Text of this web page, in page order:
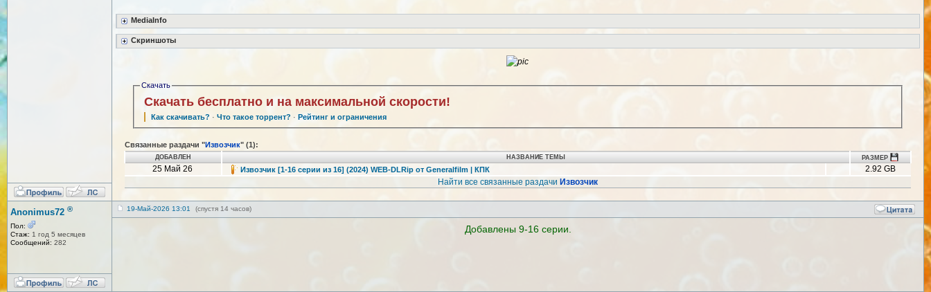
MediaInfo
Скриншоты
Скачать
Скачать бесплатно и на максимальной скорости!
Как скачивать? ·Что такое торрент? · Рейтинг и ограничения
Связанные раздачи "Извозчик" (1):
ДОБАВЛЕН НАЗВАНИЕ ТЕМЫ РАЗМЕР
25 Май 26 Извозчик [1-16 серии из 16] (2024) WEB-DLRip от Generalfilm | КПК
2.92 GB
Найти все связанные раздачи Извозчик
Anonimus72 ®
Пол:
Стаж: 1 год 5 месяцев
Сообщений: 282
19-Май-2026 13:01 (спустя 14 часов)
Добавлены 9-16 серии.